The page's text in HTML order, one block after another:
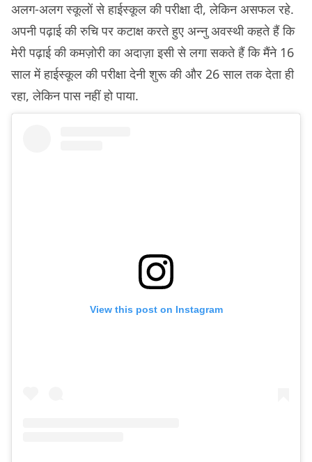
अलग-अलग स्कूलों से हाईस्कूल की परीक्षा दी, लेकिन असफल रहे.
अपनी पढ़ाई की रुचि पर कटाक्ष करते हुए अन्नु अवस्थी कहते हैं कि
मेरी पढ़ाई की कमज़ोरी का अदाज़ा इसी से लगा सकते हैं कि मैंने 16
साल में हाईस्कूल की परीक्षा देनी शुरू की और 26 साल तक देता ही
रहा, लेकिन पास नहीं हो पाया.
View this post on Instagram